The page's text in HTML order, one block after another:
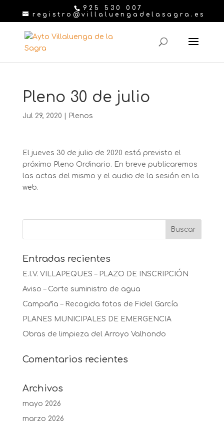
925 530 007
registro@villaluengadelasagra.es
Pleno 30 de julio
Jul 29, 2020 Plenos
El jueves 30 de julio de 2020 está previsto el
próximo Pleno Ordinario. En breve publicaremos
las actas del mismo y el audio de la sesión en la
web.
Entradas recientes
E.I.V. VILLAPEQUES – PLAZO DE INSCRIPCIÓN
Aviso – Corte suministro de agua
Campaña – Recogida fotos de Fidel García
PLANES MUNICIPALES DE EMERGENCIA
Obras de limpieza del Arroyo Valhondo
Comentarios recientes
Archivos
mayo 2026
marzo 2026